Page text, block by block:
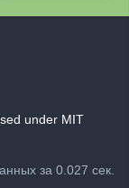
under MIT
за 0.027 сек.